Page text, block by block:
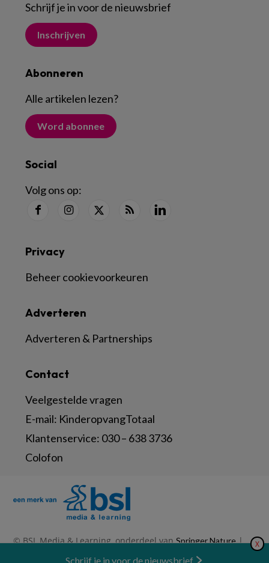
Schrijf je in voor de nieuwsbrief
Inschrijven
Abonneren
Alle artikelen lezen?
Word abonnee
Social
Volg ons op:
Contact
Veelgestelde vragen
E-mail: KinderopvangTotaal
Klantenservice: 030 – 638 3736
Colofon
Adverteren
Adverteren & Partnerships
Privacy
Beheer cookievoorkeuren
© BSL Media & Learning, onderdeel vanSpringer Nature| X
Schrijf je in voor de nieuwsbrief
Nieuwsbrief Abonneren